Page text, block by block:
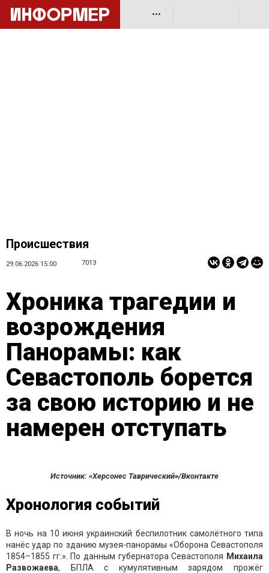
•••
Происшествия
29.06.2026 15:00 7013
Хроника трагедии и
возрождения
Панорамы: как
Севастополь борется
за свою историю и не
намерен отступать
Источник: «Херсонес Таврический»/Вконтакте
Хронология событий
В ночь на 10 июня украинский беспилотник самолётного типа
нанёс удар по зданию музея-панорамы «Оборона Севастополя
1854–1855 гг.». По данным губернатора Севастополя Михаила
Развожаева, БПЛА с кумулятивным зарядом прожёг